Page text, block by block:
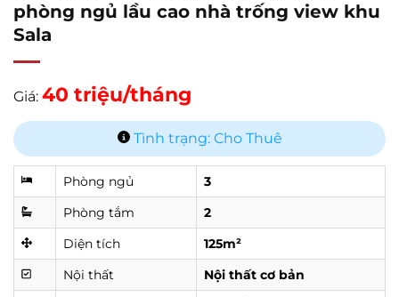
phòng ngủ lầu cao nhà trống view khu
Sala
Giá: 40 triệu/tháng
Tình trạng: Cho Thuê
Phòng ngủ
3
Phòng tắm
2
Diện tích
125m²
Nội thất
Nội thất cơ bản